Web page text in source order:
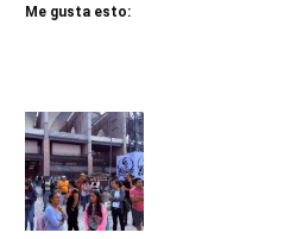
Me gusta esto: